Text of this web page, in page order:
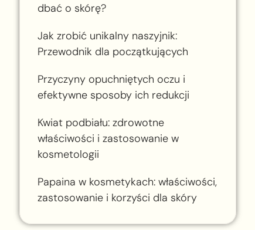
dbać o skórę?
Jak zrobić unikalny naszyjnik:
Przewodnik dla początkujących
Przyczyny opuchniętych oczu i
efektywne sposoby ich redukcji
Kwiat podbiału: zdrowotne
właściwości i zastosowanie w
kosmetologii
Papaina w kosmetykach: właściwości,
zastosowanie i korzyści dla skóry